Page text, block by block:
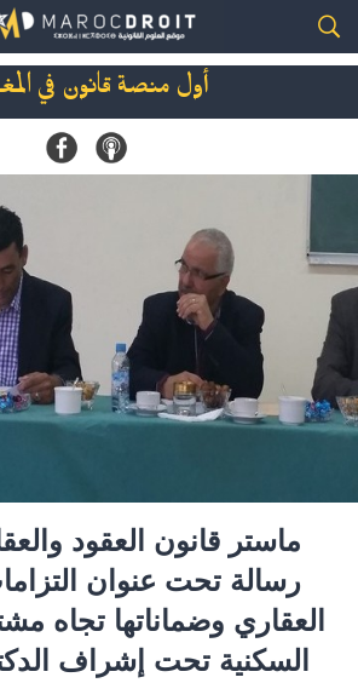
أول منصة قانون في
ماستر قانون العقود
رسالة تحت عنوان
العقاري وضماناتها تجاه
السكنية تحت إشراف